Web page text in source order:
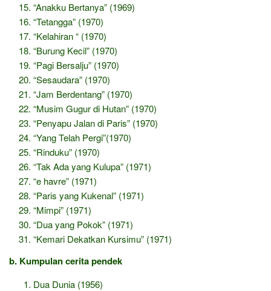
“Anakku Bertanya” (1969)
“Tetangga” (1970)
“Kelahiran “ (1970)
“Burung Kecil” (1970)
“Pagi Bersalju” (1970)
“Sesaudara” (1970)
“Jam Berdentang” (1970)
“Musim Gugur di Hutan” (1970)
“Penyapu Jalan di Paris” (1970)
“Yang Telah Pergi”(1970)
“Rinduku” (1970)
“Tak Ada yang Kulupa” (1971)
“e havre” (1971)
“Paris yang Kukenal” (1971)
“Mimpi” (1971)
“Dua yang Pokok” (1971)
“Kemari Dekatkan Kursimu” (1971)
b. Kumpulan cerita pendek
Dua Dunia (1956)